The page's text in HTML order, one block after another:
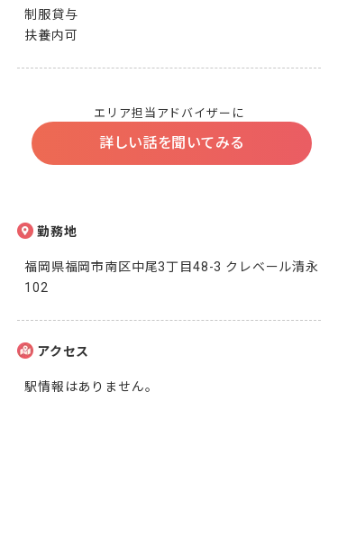
制服貸与
扶養内可
エリア担当アドバイザーに
詳しい話を聞いてみる
勤務地
福岡県福岡市南区中尾3丁目48-3 クレベール清永
102
アクセス
駅情報はありません。